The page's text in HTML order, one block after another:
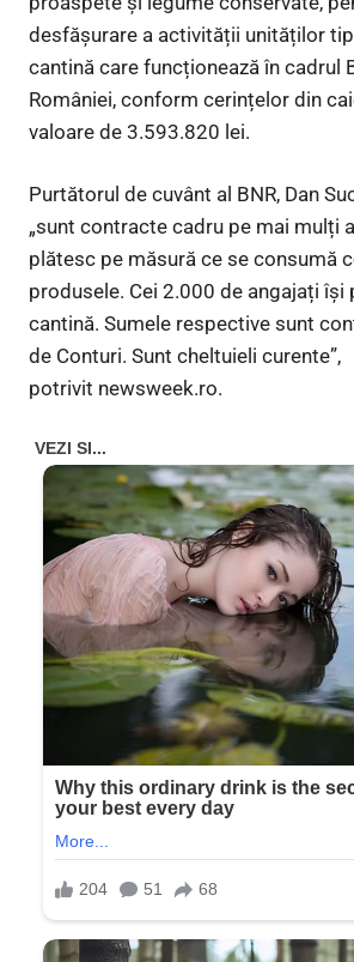
desfășurare a activității unităților
cantină care funcționează în cadrul
României, conform cerințelor din
valoare de 3.593.820 lei.
Purtătorul de cuvânt al BNR, Dan
„sunt contracte cadru pe mai mulți
plătesc pe măsură ce se consumă
produsele. Cei 2.000 de angajați își
cantină. Sumele respective sunt
de Conturi. Sunt cheltuieli curente”,
potrivit newsweek.ro.